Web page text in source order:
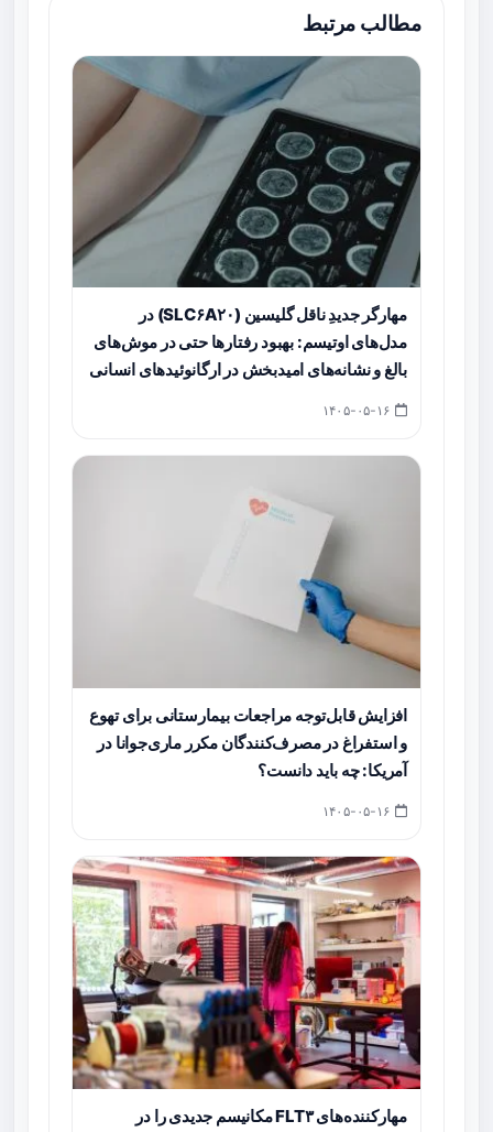
مطالب مرتبط
مهارگر جدیدِ ناقل گلیسین (SLC۶A۲۰) در
مدل‌های اوتیسم: بهبود رفتارها حتی در موش‌های
بالغ و نشانه‌های امیدبخش در ارگانوئیدهای انسانی
افزایش قابل‌توجه مراجعات بیمارستانی برای تهوع
و استفراغ در مصرف‌کنندگان مکرر ماری‌جوانا در
آمریکا: چه باید دانست؟
مهارکننده‌های FLT۳ مکانیسم جدیدی را در